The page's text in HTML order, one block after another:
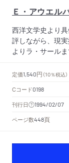
Ｅ・アウエル
西洋文学史より
評しながら、現
よりラ・サールま
定価1,540円 （10％税込）
Cコード0198
刊行日 1994/02/07
ページ数448頁